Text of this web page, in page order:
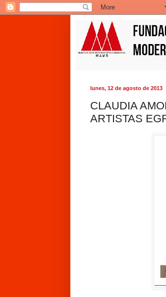
lunes, 12 de agosto de 2013
CLAUDIA
ARTISTAS